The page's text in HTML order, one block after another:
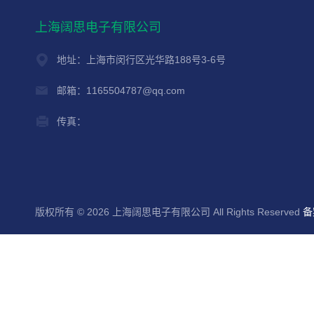
上海阔思电子有限公司
地址：上海市闵行区光华路188号3-6号
邮箱：1165504787@qq.com
传真：
版权所有 © 2026 上海阔思电子有限公司 All Rights Reserved